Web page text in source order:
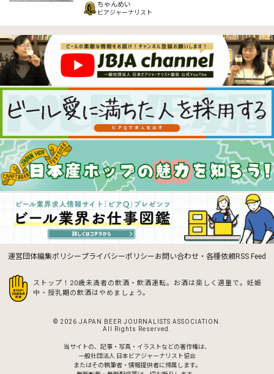
ちゃんめい
ビアジャーナリスト
運営団体編集ポリシープライバシーポリシーお問い合わせ・各種依頼RSS Feed
ストップ！20歳未満者の飲酒・飲酒運転。お酒は楽しく適量で。 妊娠
中・授乳期の飲酒はやめましょう。
© 2026 JAPAN BEER JOURNALISTS ASSOCIATION.
All Rights Reserved.
当サイトの、記事・写真・イラストなどの著作権は、
一般社団法人 日本ビアジャーナリスト協会
またはその執筆者・情報提供者に帰属します。